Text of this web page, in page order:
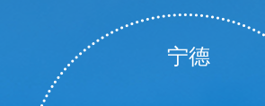
宁德